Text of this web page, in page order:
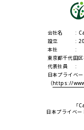
会社名
設立
本社
東京都千代田
代表社員
日本プライベ
（https://
「
日本プライベー